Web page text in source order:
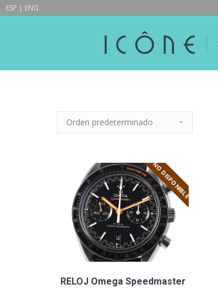
ESP | ENG
NO DISPONIBLE
RELOJ Omega Speedmaster